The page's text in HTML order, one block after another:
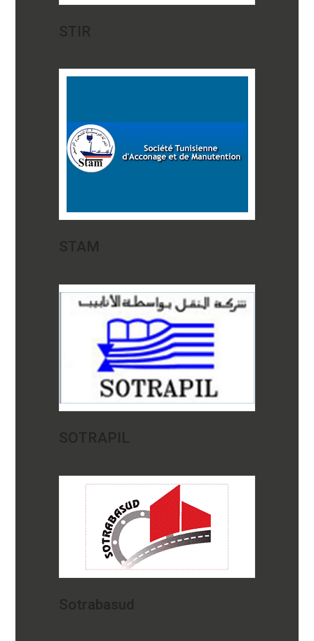
STIR
STAM
SOTRAPIL
Sotrabasud